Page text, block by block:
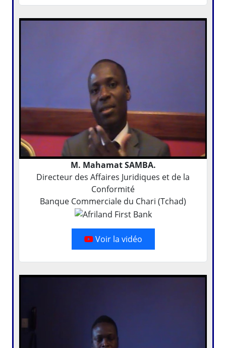
M. Mahamat SAMBA.
Directeur des Affaires Juridiques et de la
Conformité
Banque Commerciale du Chari (Tchad)
Voir la vidéo